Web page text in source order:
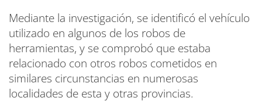
Mediante la investigación, se identificó el vehículo
utilizado en algunos de los robos de
herramientas, y se comprobó que estaba
relacionado con otros robos cometidos en
similares circunstancias en numerosas
localidades de esta y otras provincias.